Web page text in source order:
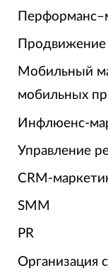
Продвижение
Мобильный
мобильных
Инфлюенс-
Управление
CRM-
SMM
PR
Организация